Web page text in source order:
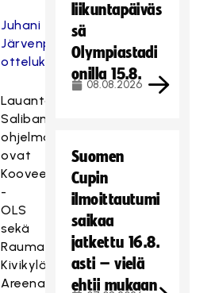
Juhani
Järvenpään
ottelukuviin
Lauantaina
Salibandyliigan
ohjelmassa
ovat
Koovee
-
OLS
sekä
Rauman
Kivikylän
Areenalla
liikuntapäiväs
sä
Olympiastadi
onilla 15.8.
08.08.2026
Suomen
Cupin
ilmoittautumi
saikaa
jatkettu 16.8.
asti – vielä
ehtii mukaan